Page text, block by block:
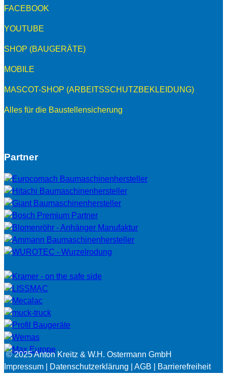
FACEBOOK
YOUTUBE
SHOP (BAUGERÄTE)
MOBILE
MASCOT-SHOP (ARBEITSSCHUTZBEKLEIDUNG)
Alles für die Baustellensicherung
Partner
©2025 Anton Kreitz & W.H. Ostermann GmbH
Impressum
Datenschutzerklärung | AGB Barrierefreiheit